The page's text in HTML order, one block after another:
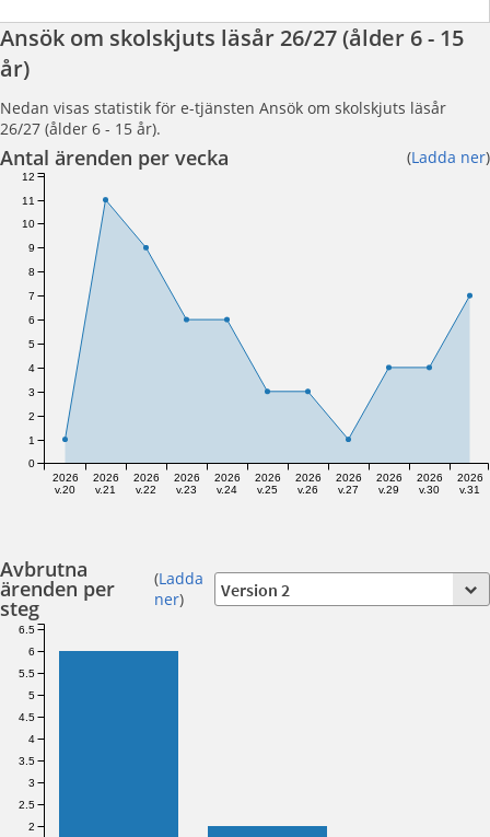
Ansök om skolskjuts läsår 26/27 (ålder 6 - 15
år)
Nedan visas statistik för e-tjänsten Ansök om skolskjuts läsår
26/27 (ålder 6 - 15 år).
Antal ärenden per vecka (Ladda ner)
2026
v.20
2026
v.21
2026
v.22
2026
v.23
2026
v.24
2026
v.25
2026
v.26
2026
v.27
2026
v.29
2026
v.30
2026
v.31
0
1
2
3
4
5
6
7
8
9
10
11
12
Avbrutna
ärenden per
steg
(Ladda
ner)
2
2.5
3
3.5
4
4.5
5
5.5
6
6.5